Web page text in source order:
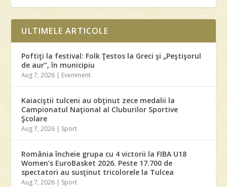
ULTIMELE ARTICOLE
Poftiţi la festival: Folk Ţestos la Greci şi „Peştişorul
de aur”, în municipiu
Aug 7, 2026 | Eveniment
Kaiaciştii tulceni au obţinut zece medalii la
Campionatul Naţional al Cluburilor Sportive
Şcolare
Aug 7, 2026 | Sport
România încheie grupa cu 4 victorii la FIBA U18
Women’s EuroBasket 2026. Peste 17.700 de
spectatori au susţinut tricolorele la Tulcea
Aug 7, 2026 | Sport